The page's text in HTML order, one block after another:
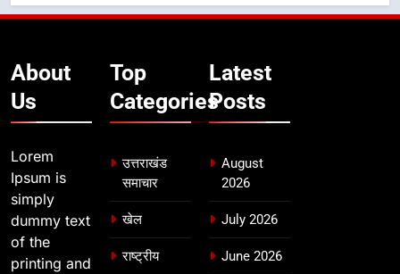
About
Us
Lorem
Ipsum is
simply
dummy text
of the
printing and
Top
Categories
उत्तराखंड
समाचार
खेल
राष्ट्रीय
Latest
Posts
August
2026
July 2026
June 2026